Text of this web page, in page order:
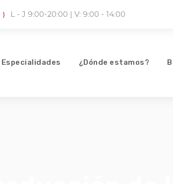
L - J 9:00-20:00 | V: 9:00 - 14:00
Especialidades ¿Dónde estamos?